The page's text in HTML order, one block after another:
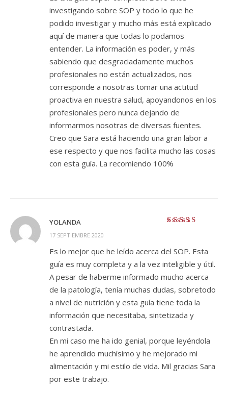
investigando sobre SOP y todo lo que he
podido investigar y mucho más está explicado
aquí de manera que todas lo podamos
entender. La información es poder, y más
sabiendo que desgraciadamente muchos
profesionales no están actualizados, nos
corresponde a nosotras tomar una actitud
proactiva en nuestra salud, apoyandonos en los
profesionales pero nunca dejando de
informarmos nosotras de diversas fuentes.
Creo que Sara está haciendo una gran labor a
ese respecto y que nos facilita mucho las cosas
con esta guía. La recomiendo 100%
YOLANDA
17 SEPTIEMBRE 2020
Es lo mejor que he leído acerca del SOP. Esta
guía es muy completa y a la vez inteligible y útil.
A pesar de haberme informado mucho acerca
de la patología, tenía muchas dudas, sobretodo
a nivel de nutrición y esta guía tiene toda la
información que necesitaba, sintetizada y
contrastada.
En mi caso me ha ido genial, porque leyéndola
he aprendido muchísimo y he mejorado mi
alimentación y mi estilo de vida. Mil gracias Sara
por este trabajo.